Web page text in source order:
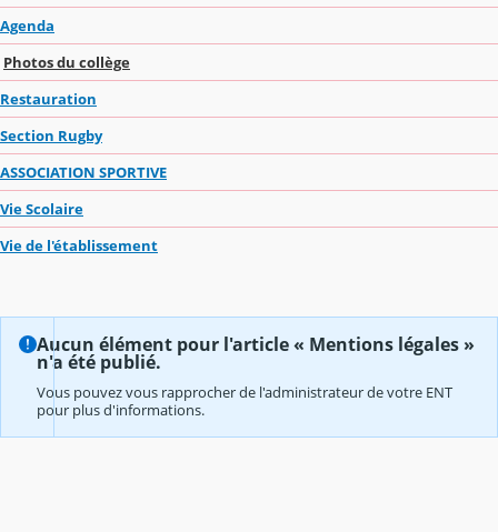
Agenda
Photos du collège
Restauration
Section Rugby
ASSOCIATION SPORTIVE
Vie Scolaire
Vie de l'établissement
Aucun élément pour l'article « Mentions légales »
n'a été publié.
Vous pouvez vous rapprocher de l'administrateur de votre ENT
pour plus d'informations.